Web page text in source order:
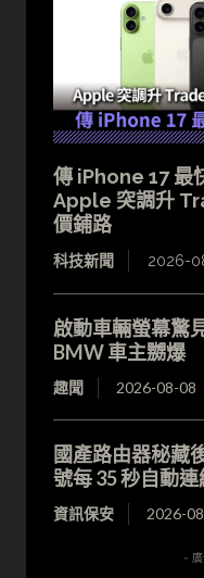
傳 iPhone 17 最
Apple 突調升
價鋪路
科技新聞 2026-
啟動車輛螢幕驚
BMW 車主嬲爆
趣聞 2026-08-08
國產路由器秘藏
號每 35 秒自動
資訊保安 2026-
-